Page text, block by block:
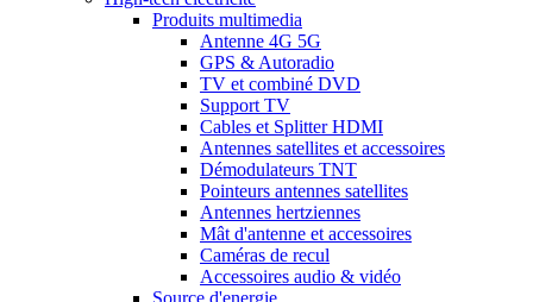
Produits multimedia
Antenne 4G 5G
GPS & Autoradio
TV et combiné DVD
Support TV
Cables et Splitter HDMI
Antennes satellites et accessoires
Démodulateurs TNT
Pointeurs antennes satellites
Antennes hertziennes
Mât d'antenne et accessoires
Caméras de recul
Accessoires audio & vidéo